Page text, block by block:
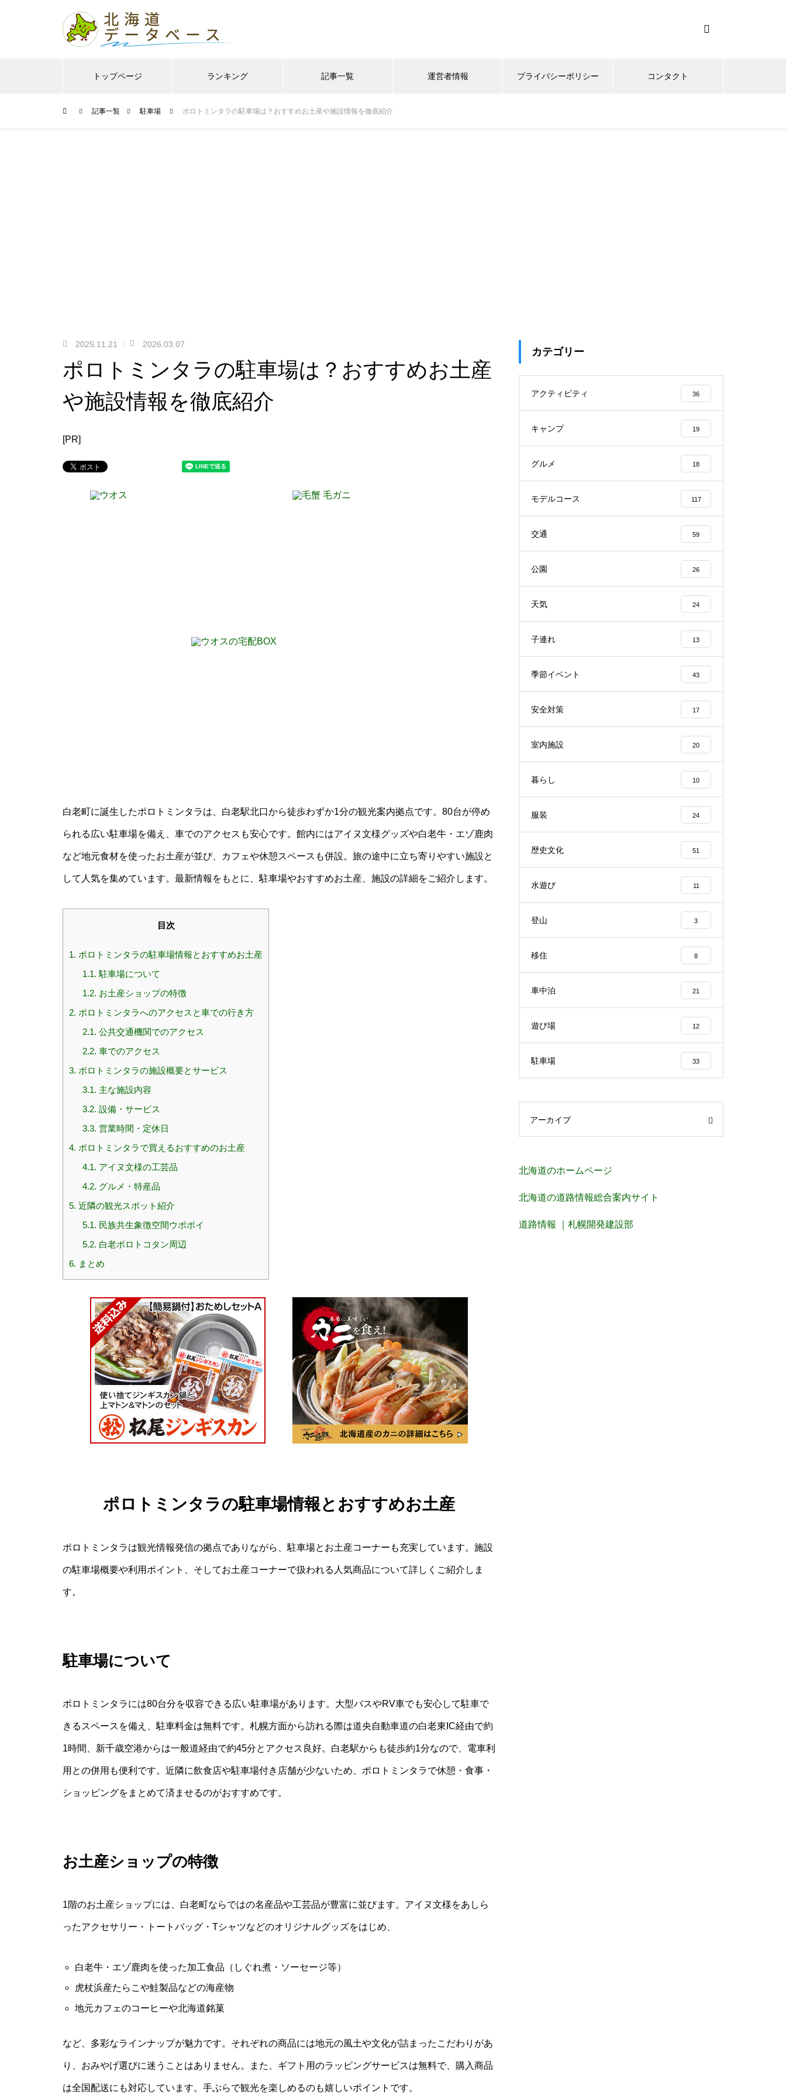
トップページ ランキング 記事一覧 運営者情報 プライバシーポリシー コンタクト
記事一覧 駐車場 ポロトミンタラの駐車場は？おすすめお土産や施設情報を徹底紹介
2025.11.21 2026.03.07
ポロトミンタラの駐車場は？おすすめお土産
や施設情報を徹底紹介
[PR]
白老町に誕生したポロトミンタラは、白老駅北口から徒歩わずか1分の観光案内拠点です。80台が停め
られる広い駐車場を備え、車でのアクセスも安心です。館内にはアイヌ文様グッズや白老牛・エゾ鹿肉
など地元食材を使ったお土産が並び、カフェや休憩スペースも併設。旅の途中に立ち寄りやすい施設と
して人気を集めています。最新情報をもとに、駐車場やおすすめお土産、施設の詳細をご紹介します。
目次
1. ポロトミンタラの駐車場情報とおすすめお土産
1.1. 駐車場について
1.2. お土産ショップの特徴
2. ポロトミンタラへのアクセスと車での行き方
2.1. 公共交通機関でのアクセス
2.2. 車でのアクセス
3. ポロトミンタラの施設概要とサービス
3.1. 主な施設内容
3.2. 設備・サービス
3.3. 営業時間・定休日
4. ポロトミンタラで買えるおすすめのお土産
4.1. アイヌ文様の工芸品
4.2. グルメ・特産品
5. 近隣の観光スポット紹介
5.1. 民族共生象徴空間ウポポイ
5.2. 白老ポロトコタン周辺
6. まとめ
ポロトミンタラの駐車場情報とおすすめお土産
ポロトミンタラは観光情報発信の拠点でありながら、駐車場とお土産コーナーも充実しています。施設
の駐車場概要や利用ポイント、そしてお土産コーナーで扱われる人気商品について詳しくご紹介しま
す。
駐車場について
ポロトミンタラには80台分を収容できる広い駐車場があります。大型バスやRV車でも安心して駐車で
きるスペースを備え、駐車料金は無料です。札幌方面から訪れる際は道央自動車道の白老東IC経由で約
1時間、新千歳空港からは一般道経由で約45分とアクセス良好。白老駅からも徒歩約1分なので、電車利
用との併用も便利です。近隣に飲食店や駐車場付き店舗が少ないため、ポロトミンタラで休憩・食事・
ショッピングをまとめて済ませるのがおすすめです。
お土産ショップの特徴
1階のお土産ショップには、白老町ならではの名産品や工芸品が豊富に並びます。アイヌ文様をあしら
ったアクセサリー・トートバッグ・Tシャツなどのオリジナルグッズをはじめ、
白老牛・エゾ鹿肉を使った加工食品（しぐれ煮・ソーセージ等）
虎杖浜産たらこや鮭製品などの海産物
地元カフェのコーヒーや北海道銘菓
など、多彩なラインナップが魅力です。それぞれの商品には地元の風土や文化が詰まったこだわりがあ
り、おみやげ選びに迷うことはありません。また、ギフト用のラッピングサービスは無料で、購入商品
は全国配送にも対応しています。手ぶらで観光を楽しめるのも嬉しいポイントです。
カテゴリー
アクティビティ 36
キャンプ 19
グルメ 18
モデルコース 117
交通 59
公園 26
天気 24
子連れ 13
季節イベント 43
安全対策 17
室内施設 20
暮らし 10
服装 24
歴史文化 51
水遊び 11
登山 3
移住 8
車中泊 21
遊び場 12
駐車場 33
アーカイブ
北海道のホームページ
北海道の道路情報総合案内サイト
道路情報 ｜札幌開発建設部